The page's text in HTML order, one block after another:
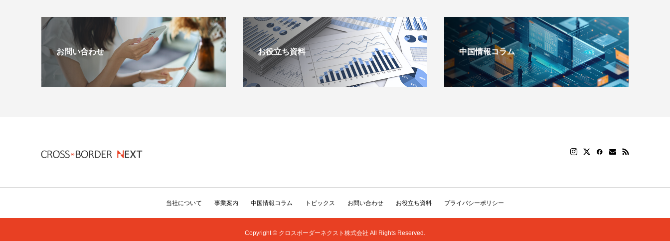
お問い合わせ お役立ち資料 中国情報コラム
当社について 事業案内 中国情報コラム トピックス お問い合わせ お役立ち資料 プライバシーポリシー
Copyright © クロスボーダーネクスト株式会社 All Rights Reserved.